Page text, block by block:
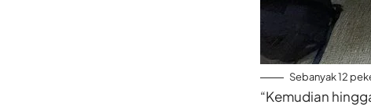
Sebanyak 12
“Kemudian